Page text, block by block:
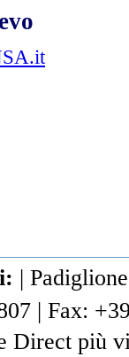
|
| Fax:
Direct più